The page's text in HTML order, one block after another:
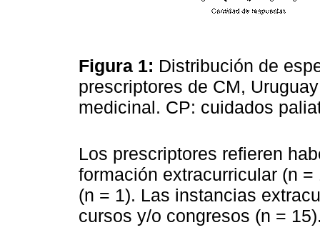
Figura 1: Distribución de
prescriptores de CM,
medicinal. CP: cuidados
Los prescriptores refieren
formación extracurricular (n
(n = 1). Las instancias
cursos y/o congresos (n =